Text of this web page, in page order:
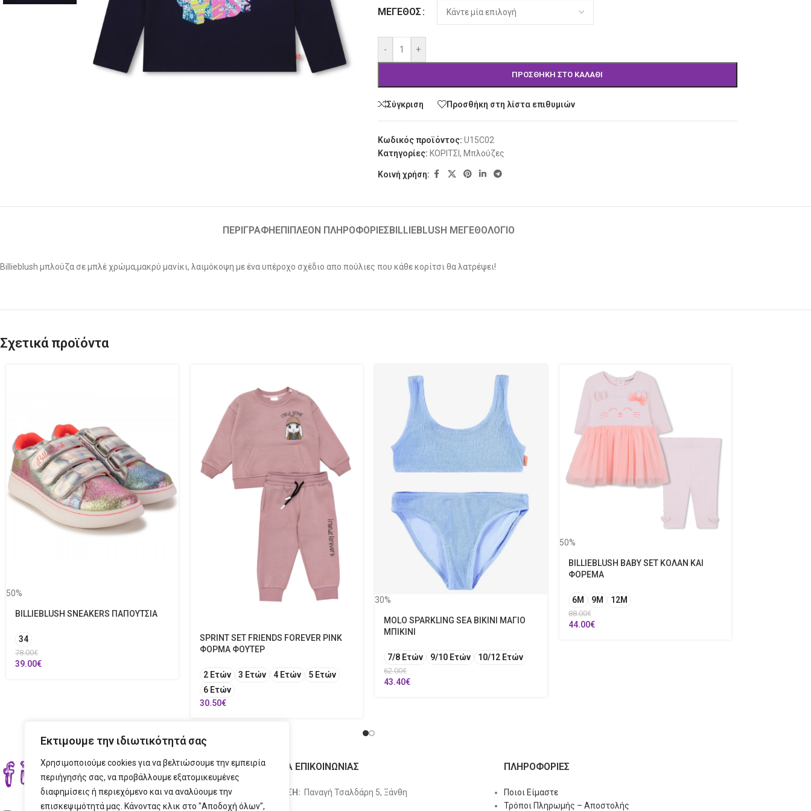
Εκτιμουμε την ιδιωτικότητά σας
Χρησιμοποιούμε cookies για να βελτιώσουμε την εμπειρία
περιήγησής σας, να προβάλλουμε εξατομικευμένες
διαφημίσεις ή περιεχόμενο και να αναλύουμε την
επισκεψιμότητά μας. Κάνοντας κλικ στο "Αποδοχή όλων",
ΜΈΓΕΘΟΣ
- +
ΠΡΟΣΘΉΚΗ ΣΤΟ ΚΑΛΆΘΙ
Σύγκριση Προσθήκη στη λίστα επιθυμιών
Κωδικός προϊόντος: U15C02
Κατηγορίες: ΚΟΡΙΤΣΙ , Μπλούζες
Κοινή χρήση:
ΠΕΡΙΓΡΑΦΉ ΕΠΙΠΛΈΟΝ ΠΛΗΡΟΦΟΡΊΕΣ BILLIEBLUSH ΜΕΓΕΘΟΛΟΓΙΟ
Billieblush μπλούζα σε μπλέ χρώμα,μακρύ μανίκι, λαιμόκοψη με ένα υπέροχο σχέδιο απο πούλιες που κάθε κορίτσι θα λατρέψει!
Σχετικά προϊόντα
50%
BILLIEBLUSH SNEAKERS ΠΑΠΟΥΤΣΙΑ
34
78.00€
39.00€
SPRINT SET FRIENDS FOREVER PINK
ΦΟΡΜΑ ΦΟΥΤΕΡ
2 Ετών 3 Ετών 4 Ετών
5 Ετών
6 Ετών
30.50€
30%
MOLO SPARKLING SEA BIKINI ΜΑΓΙΟ
ΜΠΙΚΙΝΙ
7/8 Ετών 9/10 Ετών 10/12 Ετών
62.00€
43.40€
50%
BILLIEBLUSH BABY SET ΚΟΛΑΝ ΚΑΙ
ΦΟΡΕΜΑ
6M 9M 12Μ
88.00€
44.00€
ΣΤΟΙΧΕΙΑ ΕΠΙΚΟΙΝΩΝΙΑΣ
ΔΙΕΥΘΥΝΣΗ: Παναγή Τσαλδάρη 5, Ξάνθη
ΠΛΗΡΟΦΟΡΙΕΣ
Ποιοι Είμαστε
Τρόποι Πληρωμής – Αποστολής